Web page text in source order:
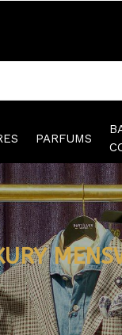
PARFUMS